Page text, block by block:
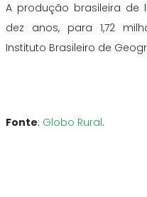
A produção brasileira de
dez anos, para 1,72
Instituto Brasileiro de
Fonte: Globo Rural.